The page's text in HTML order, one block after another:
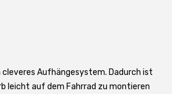
cleveres Aufhängesystem. Dadurch ist
leicht auf dem Fahrrad zu montieren